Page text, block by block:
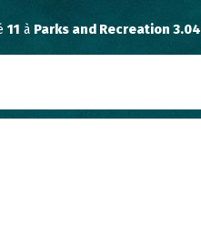
11 à Parks and Recreation 3.04